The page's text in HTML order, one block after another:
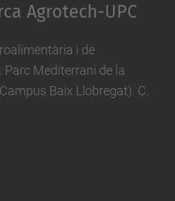
Agrotech-UPC
i de
Parc Mediterrani de la
Baix Llobregat). C.